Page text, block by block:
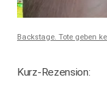
Backstage. Tote geben
Kurz-Rezension: